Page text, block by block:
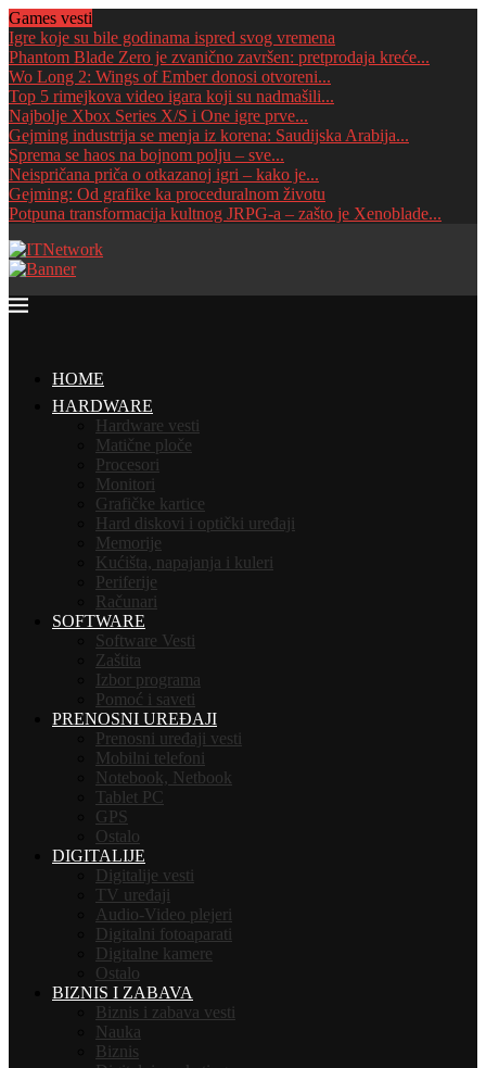
Games vesti
Igre koje su bile godinama ispred svog vremena
Phantom Blade Zero je zvanično završen: pretprodaja kreće...
Wo Long 2: Wings of Ember donosi otvoreni...
Top 5 rimejkova video igara koji su nadmašili...
Najbolje Xbox Series X/S i One igre prve...
Gejming industrija se menja iz korena: Saudijska Arabija...
Sprema se haos na bojnom polju – sve...
Neispričana priča o otkazanoj igri – kako je...
Gejming: Od grafike ka proceduralnom životu
Potpuna transformacija kultnog JRPG-a – zašto je Xenoblade...
HOME
HARDWARE
Hardware vesti
Matične ploče
Procesori
Monitori
Grafičke kartice
Hard diskovi i optički uređaji
Memorije
Kućišta, napajanja i kuleri
Periferije
Računari
SOFTWARE
Software Vesti
Zaštita
Izbor programa
Pomoć i saveti
PRENOSNI UREĐAJI
Prenosni uređaji vesti
Mobilni telefoni
Notebook, Netbook
Tablet PC
GPS
Ostalo
DIGITALIJE
Digitalije vesti
TV uređaji
Audio-Video plejeri
Digitalni fotoaparati
Digitalne kamere
Ostalo
BIZNIS I ZABAVA
Biznis i zabava vesti
Nauka
Biznis